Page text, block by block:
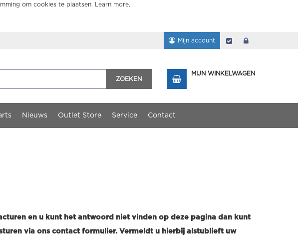
om cookies te plaatsen. Learn more.
Mijn account Afrekenen
ZOEKEN
MIJN WINKELWAGEN
Nieuws Outlet Store Service Contact
en u kunt het antwoord niet vinden op deze pagina dan kunt
via ons contact formulier. Vermeldt u hierbij alstublieft uw